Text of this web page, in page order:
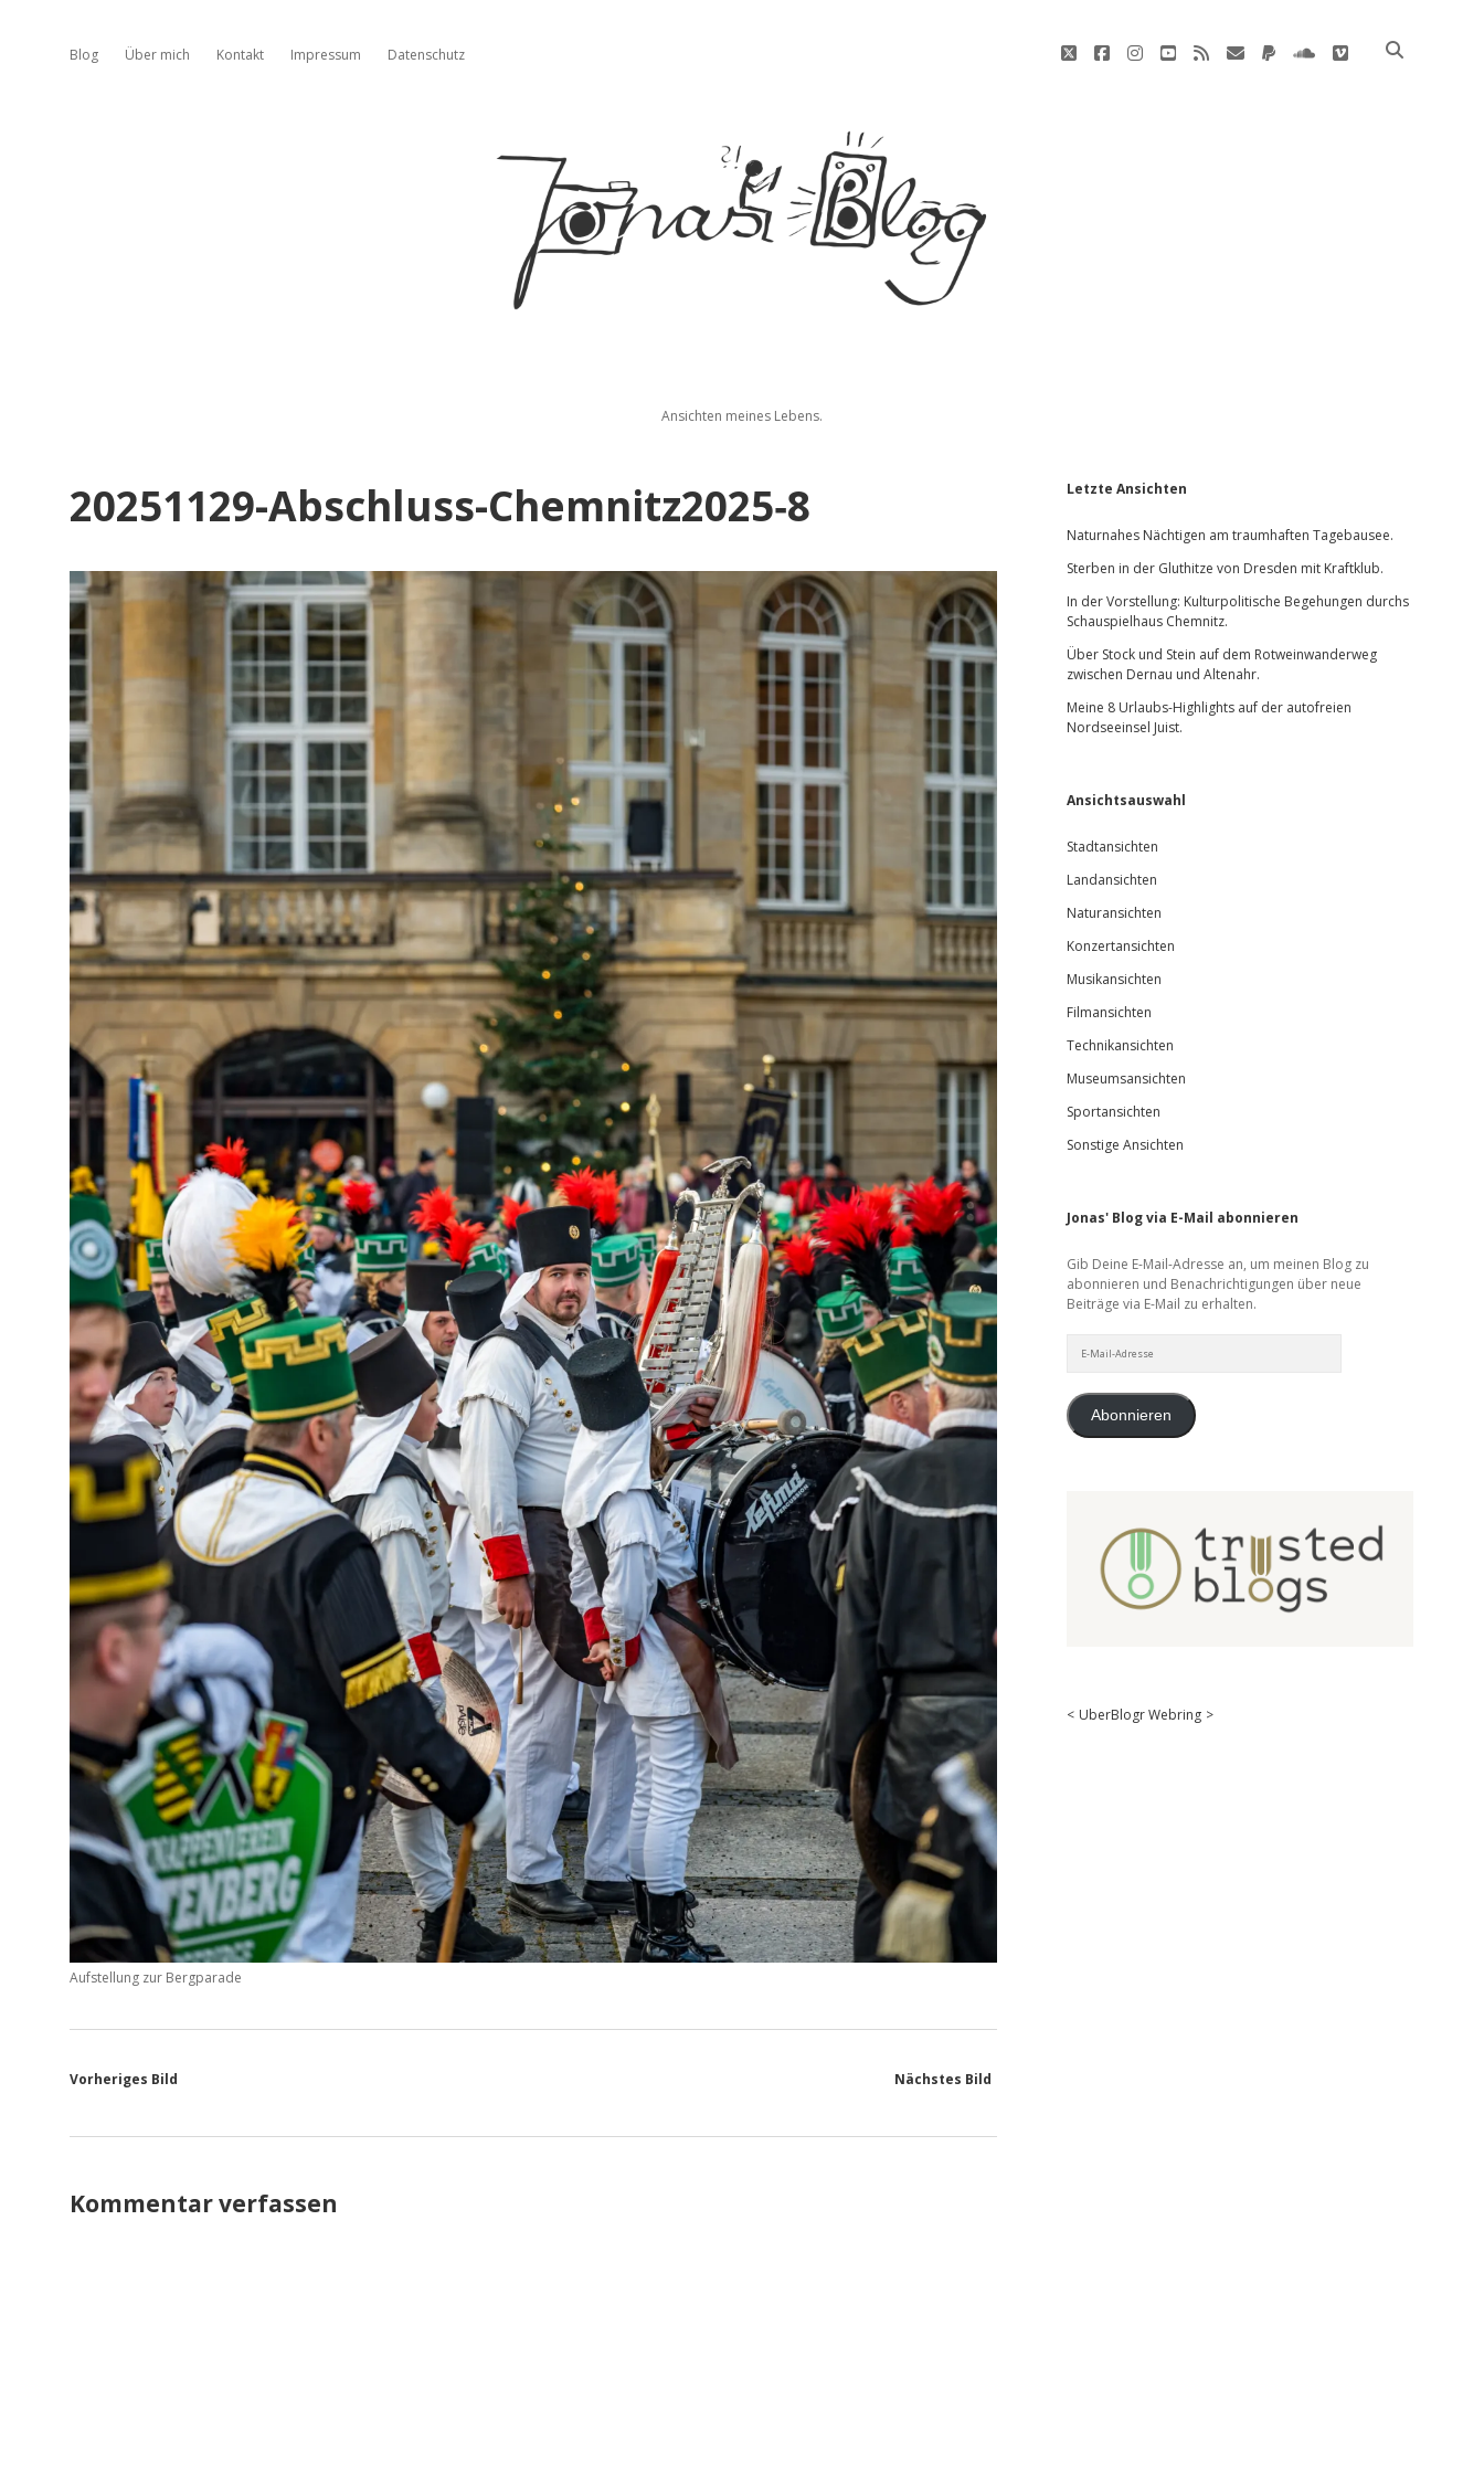
Blog Über mich Kontakt Impressum Datenschutz twitterfacebookinstagram
youtube
rss E-
paypalsoundcloud
vimeo
Jonas'
Blog
Ansichten meines Lebens.
20251129-Abschluss-Chemnitz2025‑8
Aufstellung zur Bergparade
Vorheriges Bild Nächstes Bild
Kommentar verfassen
Sidebar
Letzte Ansichten
Naturnahes Nächtigen am traumhaften Tagebausee.
Sterben in der Gluthitze von Dresden mit Kraftklub.
In der Vorstellung: Kulturpolitische Begehungen durchs
Schauspielhaus Chemnitz.
Über Stock und Stein auf dem Rotweinwanderweg
zwischen Dernau und Altenahr.
Meine 8 Urlaubs-Highlights auf der autofreien
Nordseeinsel Juist.
Ansichtsauswahl
Stadtansichten
Landansichten
Naturansichten
Konzertansichten
Musikansichten
Filmansichten
Technikansichten
Museumsansichten
Sportansichten
Sonstige Ansichten
Jonas' Blog via E-Mail abonnieren
Gib Deine E-Mail-Adresse an, um meinen Blog zu
abonnieren und Benachrichtigungen über neue
Beiträge via E-Mail zu erhalten.
Mail-
Abonnieren
< UberBlogr Webring >